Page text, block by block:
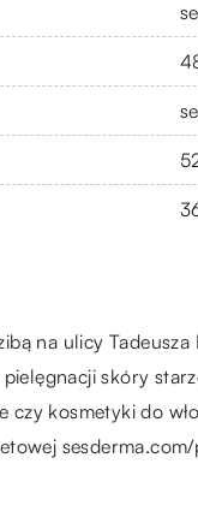
na ulicy
skóry
czy kosmetyki do